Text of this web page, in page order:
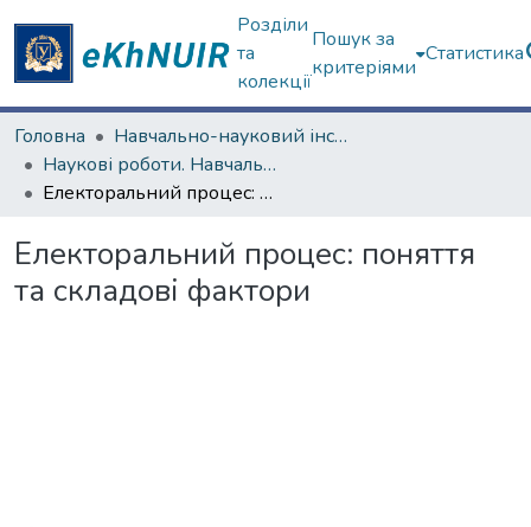
Розділи
та
колекції
Пошук за
критеріями
Статистика
Головна
Навчально-науковий інститут філософії, культурології, політології
Наукові роботи. Навчально-науковий інститут філософії, культурології, політології
Електоральний процес: поняття та складові фактори
Електоральний процес: поняття
та складові фактори